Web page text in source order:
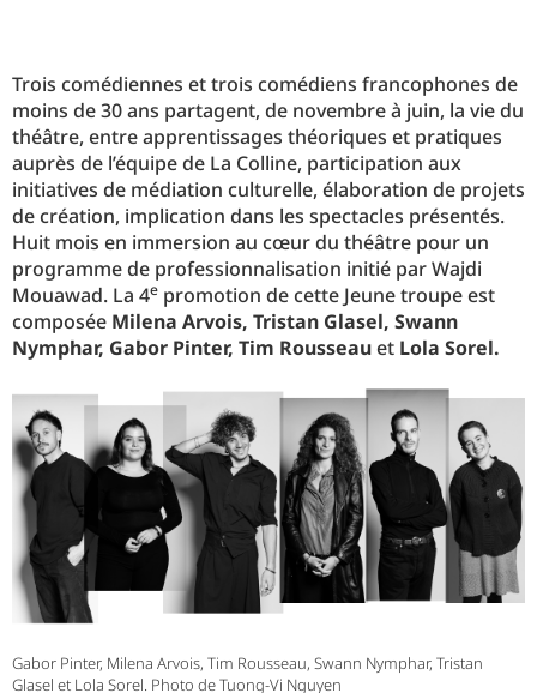
Trois comédiennes et trois comédiens francophones de
moins de 30 ans partagent, de novembre à juin, la vie du
théâtre, entre apprentissages théoriques et pratiques
auprès de l’équipe de La Colline, participation aux
initiatives de médiation culturelle, élaboration de projets
de création, implication dans les spectacles présentés.
Huit mois en immersion au cœur du théâtre pour un
programme de professionnalisation initié par Wajdi
Mouawad. La 4e promotion de cette Jeune troupe est
composée Milena Arvois, Tristan Glasel, Swann
Nymphar, Gabor Pinter, Tim Rousseauet Lola Sorel.
Gabor Pinter, Milena Arvois, Tim Rousseau, Swann Nymphar, Tristan
Glasel et Lola Sorel. Photo de Tuong-Vi Nguyen